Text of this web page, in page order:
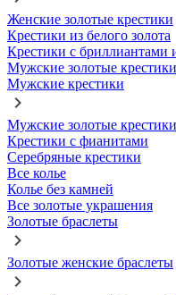
Женские золотые крестики
Крестики из белого золота
Крестики с бриллиантами
Мужские золотые крестики
Мужские крестики
Мужские золотые крестики
Крестики с фианитами
Серебряные крестики
Все колье
Колье без камней
Все золотые украшения
Золотые браслеты
Золотые женские браслеты